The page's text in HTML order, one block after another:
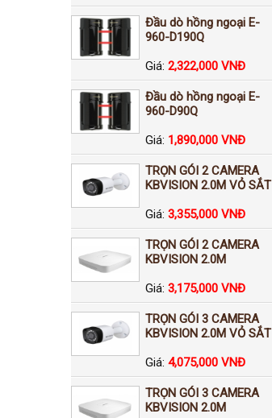
Đầu dò hồng ngoại E-
960-D190Q
Giá: 2,322,000 VNĐ
Đầu dò hồng ngoại E-
960-D90Q
Giá: 1,890,000 VNĐ
TRỌN GÓI 2 CAMERA
KBVISION 2.0M VỎ SẮT
Giá: 3,355,000 VNĐ
TRỌN GÓI 2 CAMERA
KBVISION 2.0M
Giá: 3,175,000 VNĐ
TRỌN GÓI 3 CAMERA
KBVISION 2.0M VỎ SẮT
Giá: 4,075,000 VNĐ
TRỌN GÓI 3 CAMERA
KBVISION 2.0M